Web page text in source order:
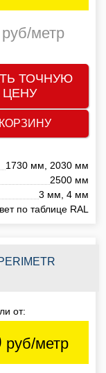
метр
ТОЧНУЮ
ЦЕНУ
1730 мм, 2030 мм
2500 мм
3 мм, 4 мм
по таблице RAL
от:
руб/метр